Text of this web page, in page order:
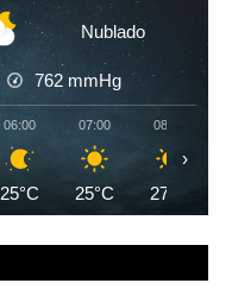
Nublado
762 mmHg
06:00
25°C
07:00
25°C
08:00
27°C
›